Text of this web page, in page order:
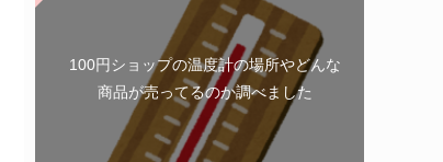
100円ショップの温度計の場所やどんな
商品が売ってるのか調べました